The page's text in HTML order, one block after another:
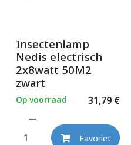
Insectenlamp
Nedis electrisch
2x8watt 50M2
zwart
31,79€
Op voorraad
Favoriet